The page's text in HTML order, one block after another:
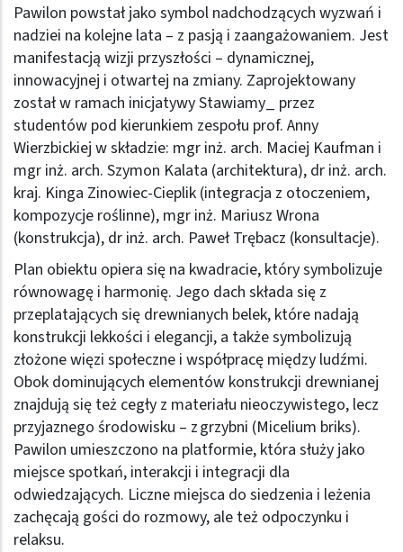
Pawilon powstał jako symbol nadchodzących wyzwań i
nadziei na kolejne lata – z pasją i zaangażowaniem. Jest
manifestacją wizji przyszłości – dynamicznej,
innowacyjnej i otwartej na zmiany. Zaprojektowany
został w ramach inicjatywy Stawiamy_ przez
studentów pod kierunkiem zespołu prof. Anny
Wierzbickiej w składzie: mgr inż. arch. Maciej Kaufman i
mgr inż. arch. Szymon Kalata (architektura), dr inż. arch.
kraj. Kinga Zinowiec-Cieplik (integracja z otoczeniem,
kompozycje roślinne), mgr inż. Mariusz Wrona
(konstrukcja), dr inż. arch. Paweł Trębacz (konsultacje).
Plan obiektu opiera się na kwadracie, który symbolizuje
równowagę i harmonię. Jego dach składa się z
przeplatających się drewnianych belek, które nadają
konstrukcji lekkości i elegancji, a także symbolizują
złożone więzi społeczne i współpracę między ludźmi.
Obok dominujących elementów konstrukcji drewnianej
znajdują się też cegły z materiału nieoczywistego, lecz
przyjaznego środowisku – z grzybni (Micelium briks).
Pawilon umieszczono na platformie, która służy jako
miejsce spotkań, interakcji i integracji dla
odwiedzających. Liczne miejsca do siedzenia i leżenia
zachęcają gości do rozmowy, ale też odpoczynku i
relaksu.